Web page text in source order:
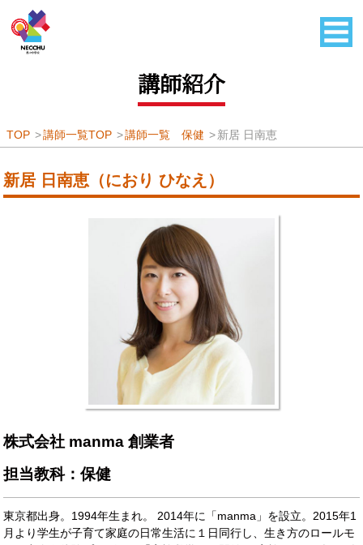
講師紹介
TOP 講師一覧TOP 講師一覧 保健 新居 日南恵
新居 日南恵（におり ひなえ）
株式会社 manma 創業者
担当教科：保健
東京都出身。1994年生まれ。 2014年に「manma」を設立。2015年1
月より学生が子育て家庭の日常生活に１日同行し、生き方のロールモ